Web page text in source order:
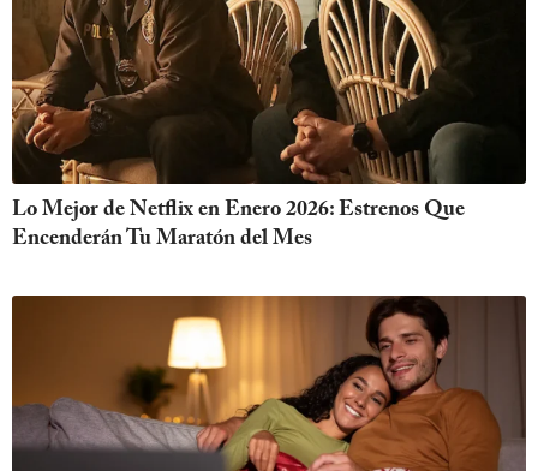
Lo Mejor de Netflix en Enero 2026: Estrenos Que
Encenderán Tu Maratón del Mes